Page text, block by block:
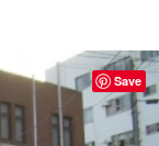
Save